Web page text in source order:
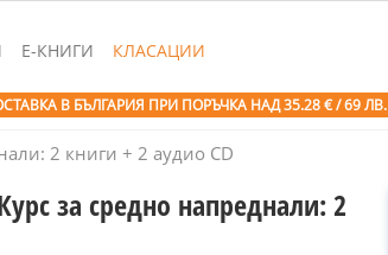
Е-КНИГИ КЛАСАЦИИ
В БЪЛГАРИЯ ПРИ ПОРЪЧКА НАД 35.28 € / 69 ЛВ.
2 книги + 2 аудио CD
за средно напреднали: 2